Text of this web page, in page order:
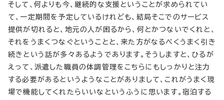
そして、何よりも今、継続的な支援ということが求められてい
て、一定期間を予定しているけれども、結局そこでのサービス
提供が切れると、地元の人が困るから、何とかつないでくれと、
それをうまくつなぐということと、来た方がなるべくうまく引き
続きという話が多々あるようであります。そうしますと、ひるが
えって、派遣した職員の体調管理をこちらにもしっかりと注力
する必要があるというようなことがありまして、これがうまく現
場で機能してくれたらいいなというふうに思います。宿泊する